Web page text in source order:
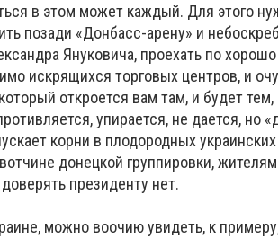
в этом может каждый. Для этого
позади «Донбасс-арену» и
Януковича, проехать по хорошо
искрящихся торговых центров, и
откроется вам там, и будет
упирается, не дается, но
корни в плодородных
донецкой группировки,
президенту нет.
можно воочию увидеть, к